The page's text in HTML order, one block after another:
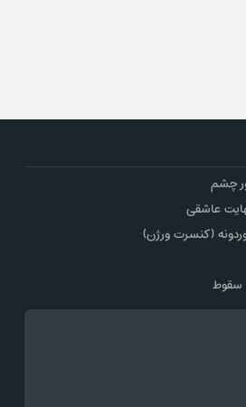
چشم
عاشقی
(کنسرت ورژن)
سقوط